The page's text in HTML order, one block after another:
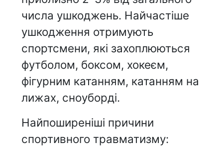
числа ушкоджень. Найчастіше
ушкодження отримують
спортсмени, які захоплюються
футболом, боксом, хокеєм,
фігурним катанням, катанням на
лижах, сноуборді.
Найпоширеніші причини
спортивного травматизму: